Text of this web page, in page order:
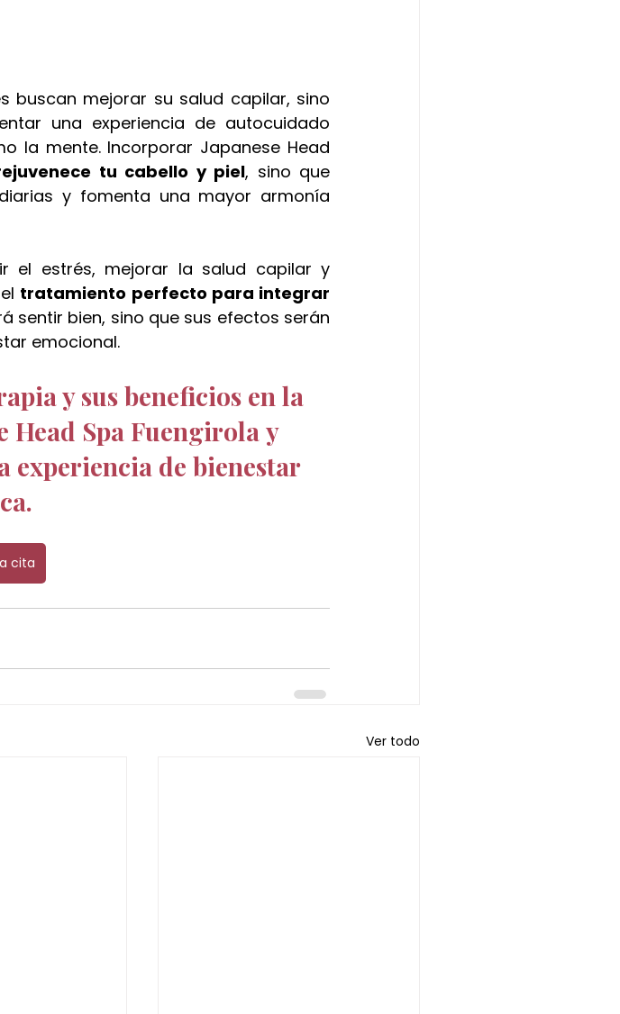
buscan mejorar su salud capilar, sino
una experiencia de autocuidado
la mente. Incorporar Japanese Head
tu cabello y piel, sino que
y fomenta una mayor armonía
el estrés, mejorar la salud capilar y
tratamiento perfecto para integrar
sentir bien, sino que sus efectos serán
emocional.
y sus beneficios en la
Head Spa Fuengirola y
experiencia de bienestar
cita
Ver todo